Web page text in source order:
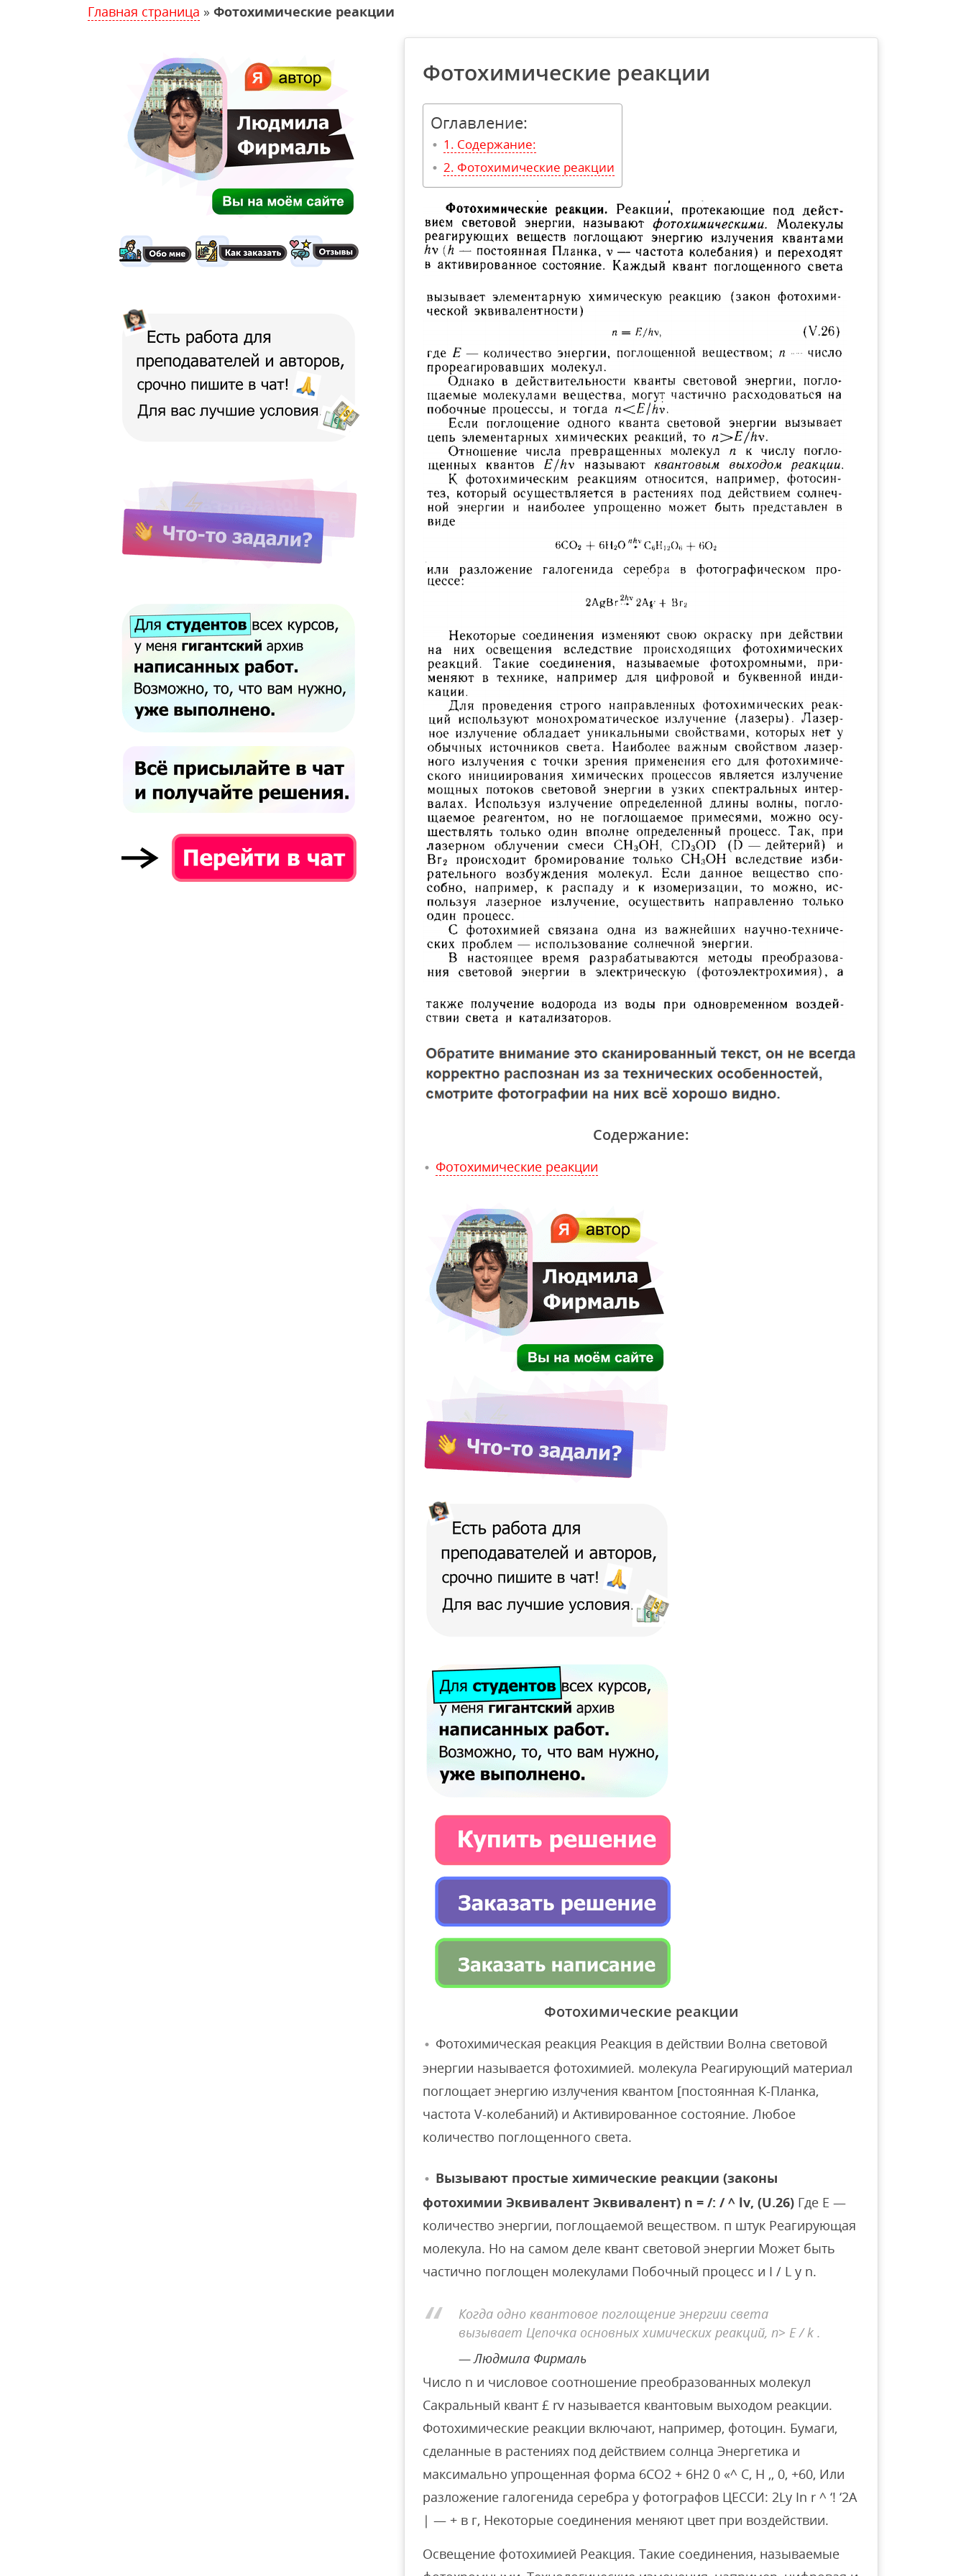
Главная страница » Фотохимические реакции
Фотохимические реакции
Оглавление:
Содержание:
Фотохимические реакции
Содержание:
Фотохимические реакции
Фотохимические реакции
Фотохимическая реакция Реакция в действии Волна световой
энергии называется фотохимией. молекула Реагирующий материал
поглощает энергию излучения квантом [постоянная К-Планка,
частота V-колебаний) и Активированное состояние. Любое
количество поглощенного света.
Вызывают простые химические реакции (законы
фотохимии Эквивалент Эквивалент) n = /: / ^ lv, (U.26) Где Е —
количество энергии, поглощаемой веществом. п штук Реагирующая
молекула. Но на самом деле квант световой энергии Может быть
частично поглощен молекулами Побочный процесс и I / L y n.
Когда одно квантовое поглощение энергии света
вызывает Цепочка основных химических реакций, n> E / k .
Людмила Фирмаль
Число n и числовое соотношение преобразованных молекул
Сакральный квант £ rv называется квантовым выходом реакции.
Фотохимические реакции включают, например, фотоцин. Бумаги,
сделанные в растениях под действием солнца Энергетика и
максимально упрощенная форма 6СО2 + 6Н2 0 «^ С, Н ,, 0, +60, Или
разложение галогенида серебра у фотографов ЦЕССИ: 2Ly In r ^ ‘! ‘2А
| — + в г, Некоторые соединения меняют цвет при воздействии.
Освещение фотохимией Реакция. Такие соединения, называемые